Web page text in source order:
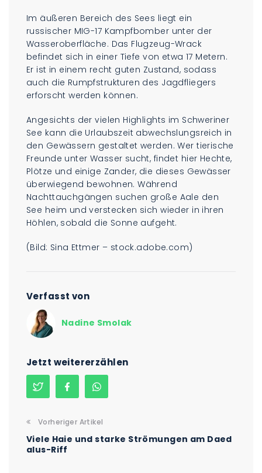
Im äußeren Bereich des Sees liegt ein
russischer MIG-17 Kampfbomber unter der
Wasseroberfläche. Das Flugzeug-Wrack
befindet sich in einer Tiefe von etwa 17 Metern.
Er ist in einem recht guten Zustand, sodass
auch die Rumpfstrukturen des Jagdfliegers
erforscht werden können.
Angesichts der vielen Highlights im Schweriner
See kann die Urlaubszeit abwechslungsreich in
den Gewässern gestaltet werden. Wer tierische
Freunde unter Wasser sucht, findet hier Hechte,
Plötze und einige Zander, die dieses Gewässer
überwiegend bewohnen. Während
Nachttauchgängen suchen große Aale den
See heim und verstecken sich wieder in ihren
Höhlen, sobald die Sonne aufgeht.
(Bild: Sina Ettmer – stock.adobe.com)
Verfasst von
Nadine Smolak
Jetzt weitererzählen
Vorheriger Artikel
Viele Haie und starke Strömungen am Daed
alus-Riff